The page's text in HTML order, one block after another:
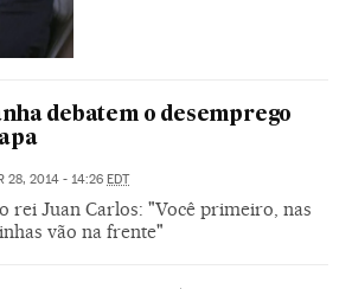
debatem o desemprego
28, 2014 - 14:26 EDT
rei Juan Carlos: "Você primeiro, nas
vão na frente"